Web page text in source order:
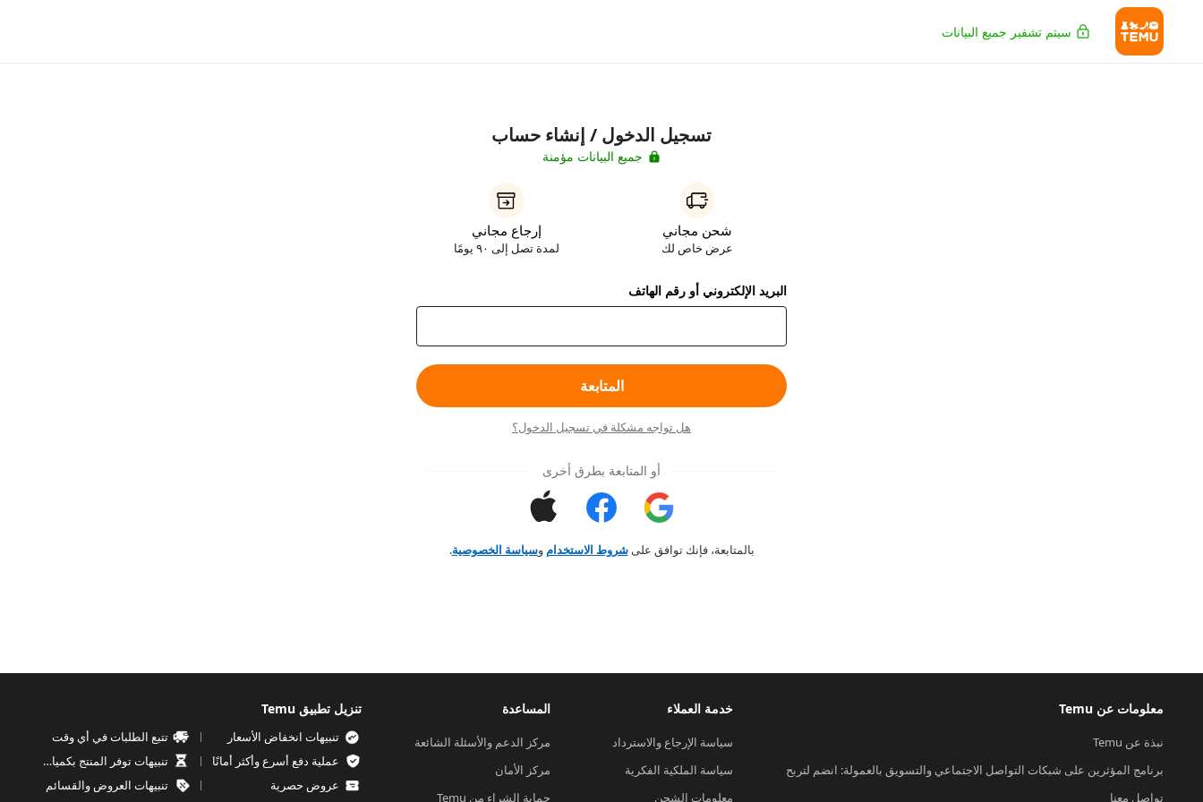
سيتم تشفير جميع البيانات
تسجيل الدخول / إنشاء حساب
جميع البيانات مؤمنة
شحن مجاني
عرض خاص لك
إرجاع مجاني
لمدة تصل إلى ٩٠ يومًا
البريد الإلكتروني أو رقم الهاتف
المتابعة
هل تواجه مشكلة في تسجيل الدخول؟
أو المتابعة بطرق أخرى
بالمتابعة، فإنك توافق علىشروط الاستخدام وسياسة الخصوصية.
معلومات عن Temu
نبذة عن Temu
برنامج المؤثرين على شبكات التواصل الاجتماعي والتسويق بالعمولة: انضم لتربح
تواصل معنا
خدمة العملاء
سياسة الإرجاع والاسترداد
سياسة الملكية الفكرية
معلومات الشحن
المساعدة
مركز الدعم والأسئلة الشائعة
مركز الأمان
حماية الشراء من Temu
تنزيل تطبيق Temu
تنبيهات انخفاض الأسعار
تتبع الطلبات في أي وقت
عملية دفع أسرع وأكثر أمانًا
تنبيهات توفر المنتج بكميات محدودة
عروض حصرية
تنبيهات العروض والقسائم